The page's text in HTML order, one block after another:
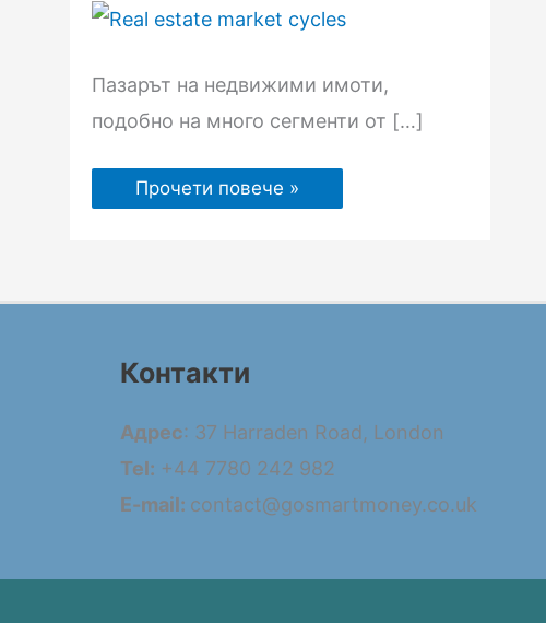
Пазарът на недвижими имоти,
подобно на много сегменти от […]
Прочети повече »
Контакти
Адрес: 37 Harraden Road, London
Tel: +44 7780 242 982
E-mail: contact@gosmartmoney.co.uk